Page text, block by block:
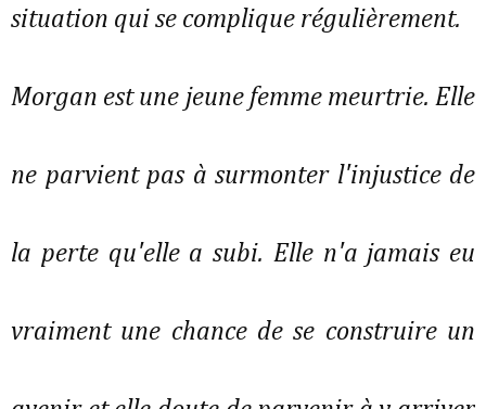
situation qui se complique régulièrement.
Morgan est une jeune femme meurtrie. Elle
ne parvient pas à surmonter l'injustice de
la perte qu'elle a subi. Elle n'a jamais eu
vraiment une chance de se construire un